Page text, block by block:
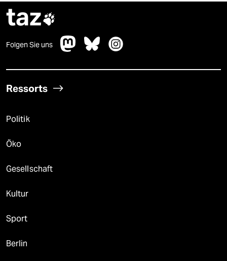
taz
Folgen Sie uns
Ressorts
Politik
Öko
Gesellschaft
Kultur
Sport
Berlin